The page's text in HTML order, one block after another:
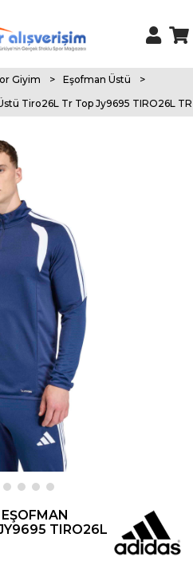
Giyim > Eşofman Üstü
>
Tiro26L Tr Top Jy9695 TIRO26L
TIRO26L